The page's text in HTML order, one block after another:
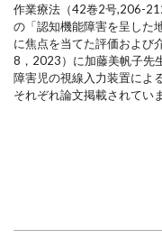
作業療法（42巻2号,206-
の「認知機能障害を呈した
に焦点を当てた評価および
8，2023）に加藤美帆子先
障害児の視線入力装置によ
それぞれ論文掲載されてい